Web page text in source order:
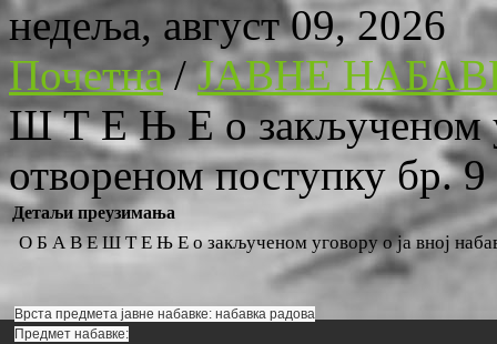
недеља, август 09, 2026
Почетна/ЈАВНЕ
Ш Т Е Њ Е о закљученом
отвореном поступку бр.
Детаљи преузимања
О Б А В Е Ш Т Е Њ Е о закљученом уговору о ја вној
Врста предмета јавне набавке: набавка радова
Предмет набавке: